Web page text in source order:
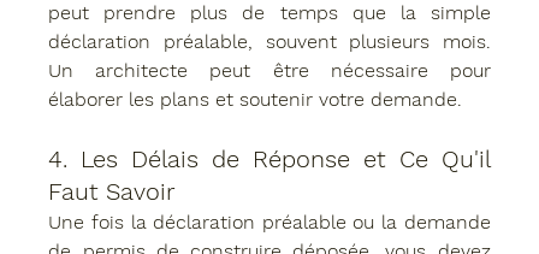
peut prendre plus de temps que la simple
déclaration préalable, souvent plusieurs mois.
Un architecte peut être nécessaire pour
élaborer les plans et soutenir votre demande.
4. Les Délais de Réponse et Ce Qu'il
Faut Savoir
Une fois la déclaration préalable ou la demande